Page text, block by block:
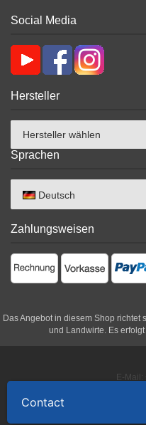
Social Media
Hersteller
Hersteller wählen
Sprachen
Deutsch
Zahlungsweisen
Das Angebot in diesem Shop
und Landwirte. Es
E-Mail:
Contact